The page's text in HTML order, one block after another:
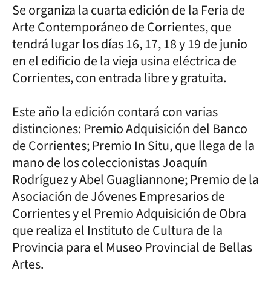
Se organiza la cuarta edición de la Feria de
Arte Contemporáneo de Corrientes, que
tendrá lugar los días 16, 17, 18 y 19 de junio
en el edificio de la vieja usina eléctrica de
Corrientes, con entrada libre y gratuita.
Este año la edición contará con varias
distinciones: Premio Adquisición del Banco
de Corrientes; Premio In Situ, que llega de la
mano de los coleccionistas Joaquín
Rodríguez y Abel Guagliannone; Premio de la
Asociación de Jóvenes Empresarios de
Corrientes y el Premio Adquisición de Obra
que realiza el Instituto de Cultura de la
Provincia para el Museo Provincial de Bellas
Artes.